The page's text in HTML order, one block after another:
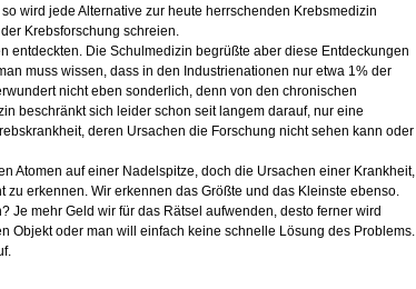
wird jede Alternative zur heute herrschenden Krebsmedizin
Krebsforschung schreien.
entdeckten. Die Schulmedizin begrüßte aber diese Entdeckungen
muss wissen, dass in den Industrienationen nur etwa 1% der
nicht eben sonderlich, denn von den chronischen
beschränkt sich leider schon seit langem darauf, nur eine
deren Ursachen die Forschung nicht sehen kann oder
Atomen auf einer Nadelspitze, doch die Ursachen einer Krankheit,
erkennen. Wir erkennen das Größte und das Kleinste ebenso.
Je mehr Geld wir für das Rätsel aufwenden, desto ferner wird
Objekt oder man will einfach keine schnelle Lösung des Problems.